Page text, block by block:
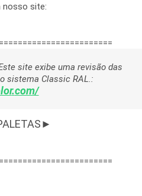
nosso site:
site exibe uma revisão das
.com/